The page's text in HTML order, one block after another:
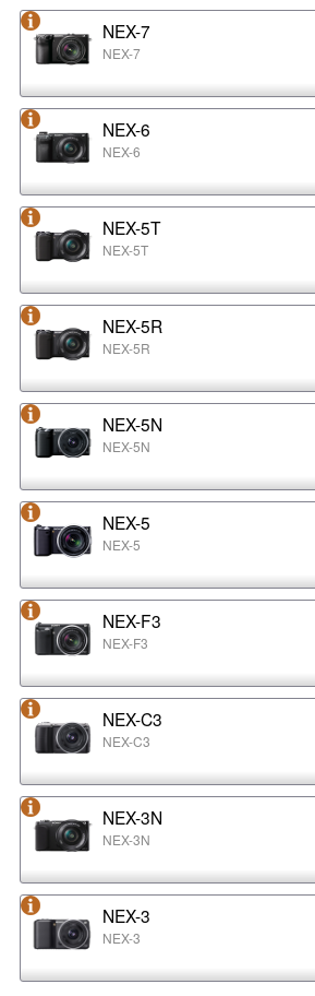
NEX-7
NEX-7
NEX-6
NEX-6
NEX-5T
NEX-5T
NEX-5R
NEX-5R
NEX-5N
NEX-5N
NEX-5
NEX-5
NEX-F3
NEX-F3
NEX-C3
NEX-C3
NEX-3N
NEX-3N
NEX-3
NEX-3